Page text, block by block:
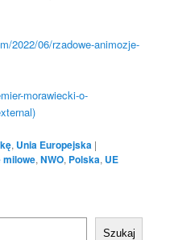
2022/06/rzadowe-animozje-
morawiecki-o-
, Unia Europejska |
milowe,NWO, Polska, UE
Szukaj